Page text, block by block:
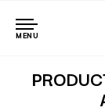
MENU